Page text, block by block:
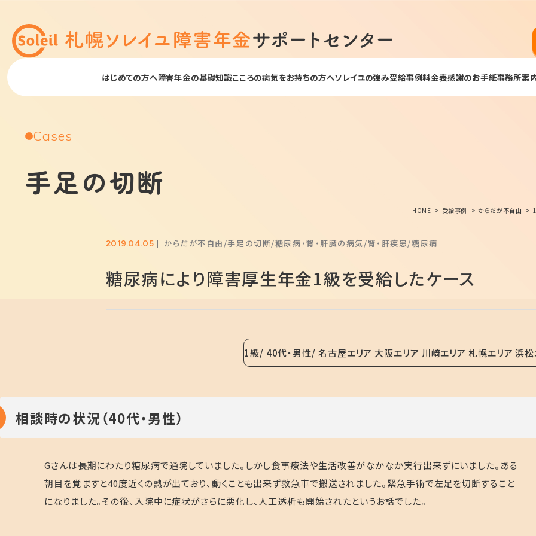
はじめての方へ障害年金の基礎知識こころの病気をお持ちの方へソレイユの強み受給事例料金表感謝のお手紙事務所案
Cases
手足の切断
HOME 受給事例 からだが不自由
2019.04.05 からだが不自由 手足の切断 糖尿病・腎・肝臓の病気 腎・肝疾患 糖尿病
糖尿病により障害厚生年金1級を受給したケース
1級 40代・男性 名古屋エリア 大阪エリア 川崎エリア 札幌エリア 浜松
相談時の状況（40代・男性）
Gさんは長期にわたり糖尿病で通院していました。しかし食事療法や生活改善がなかなか実行出来ずにいました。ある
朝目を覚ますと40度近くの熱が出ており、動くことも出来ず救急車で搬送されました。緊急手術で左足を切断すること
になりました。その後、入院中に症状がさらに悪化し、人工透析も開始されたというお話でした。